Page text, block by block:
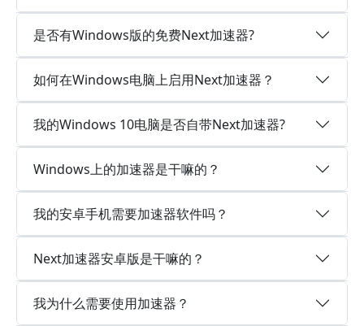
是否有Windows版的免费Next加速器?
如何在Windows电脑上启用Next加速器？
我的Windows 10电脑是否自带Next加速器?
Windows上的加速器是干嘛的？
我的安卓手机需要加速器软件吗？
Next加速器安卓版是干嘛的？
我为什么需要使用加速器？